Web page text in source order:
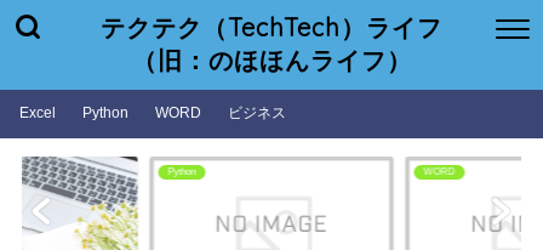
テクテク（TechTech）ライフ
（旧：のほほんライフ）
Excel Python WORD ビジネス
WORD ビジネス